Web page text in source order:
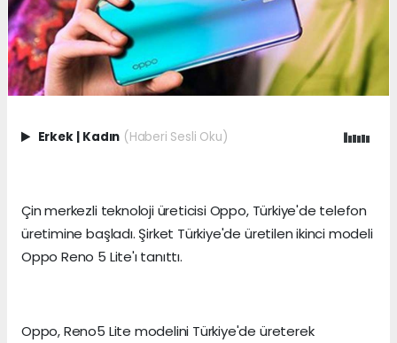
Erkek | Kadın (Haberi Sesli Oku)
Çin merkezli teknoloji üreticisi Oppo, Türkiye'de telefon
üretimine başladı. Şirket Türkiye'de üretilen ikinci modeli
Oppo Reno 5 Lite'ı tanıttı.
Oppo, Reno5 Lite modelini Türkiye'de üreterek